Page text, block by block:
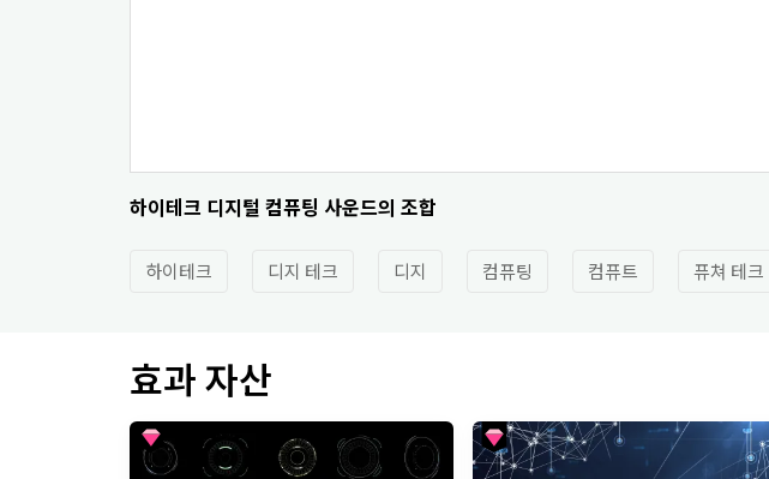
하이테크 디지털 컴퓨팅 사운드의 조합
하이테크 디지 테크 디지 컴퓨팅 컴퓨트 퓨쳐 테크
효과 자산